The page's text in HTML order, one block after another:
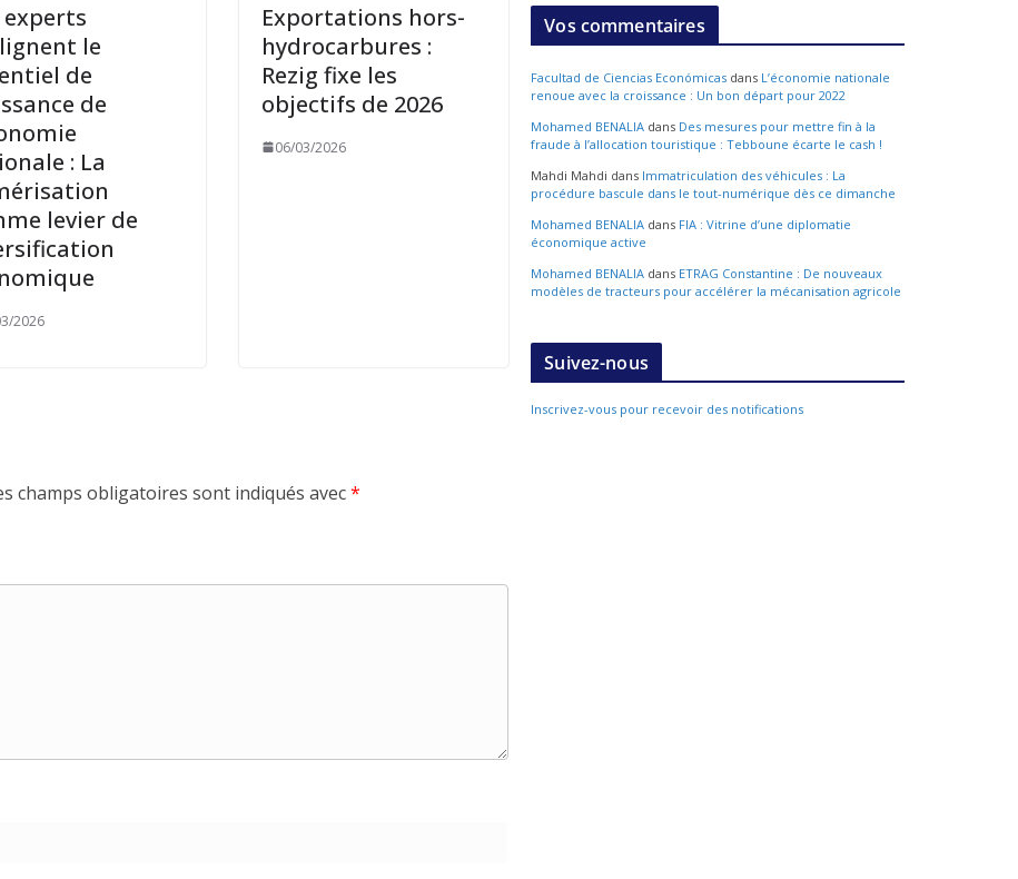
experts
le
de
de
: La
levier de
2026
Exportations hors-
hydrocarbures :
Rezig fixe les
objectifs de 2026
06/03/2026
champs obligatoires sont indiqués avec*
Vos commentaires
Facultad de Ciencias Económicas dans L’économie nationale
renoue avec la croissance : Un bon départ pour 2022
Mohamed BENALIA dans Des mesures pour mettre fin à la
fraude à l’allocation touristique : Tebboune écarte le cash !
Mahdi Mahdi dans Immatriculation des véhicules : La
procédure bascule dans le tout-numérique dès ce dimanche
Mohamed BENALIA dans FIA : Vitrine d’une diplomatie
économique active
Mohamed BENALIA dans ETRAG Constantine : De nouveaux
modèles de tracteurs pour accélérer la mécanisation agricole
Suivez-nous
Inscrivez-vous pour recevoir des notifications